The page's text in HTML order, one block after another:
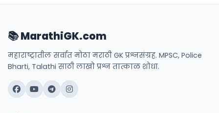
📚 MarathiGK.com
महाराष्ट्रातील सर्वात मोठा मराठी GK प्रश्नसंग्रह. MPSC, Police
Bharti, Talathi साठी लाखो प्रश्न तात्काळ शोधा.